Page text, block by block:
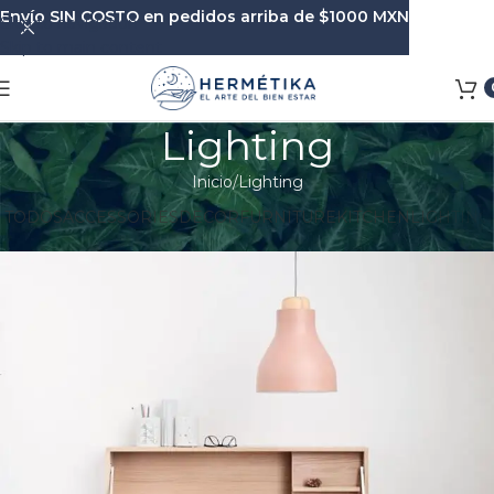
Skip to navigation
Lighting
Inicio Lighting
TODOSACCESSORIESDECORFURNITUREKITCHENLIGHTING
Envío SIN COSTO en pedidos arriba de $1000 MXN